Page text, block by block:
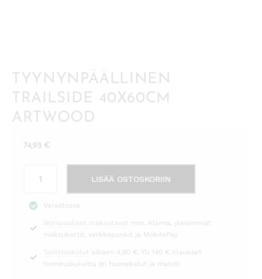
TYYNYNPÄÄLLINEN
TRAILSIDE 40X60CM
ARTWOOD
74,95 €
Trailside
Artwood
määrä
LISÄÄ OSTOSKORIIN
Varastossa
Monipuoliset maksutavat mm. Klarna, yleisimmät
maksukortit, verkkopankit ja MobilePay
Toimituskulut alkaen 4,90 €. Yli 140 € tilaukset
toimituskuluitta (ei huonekalut ja matot)